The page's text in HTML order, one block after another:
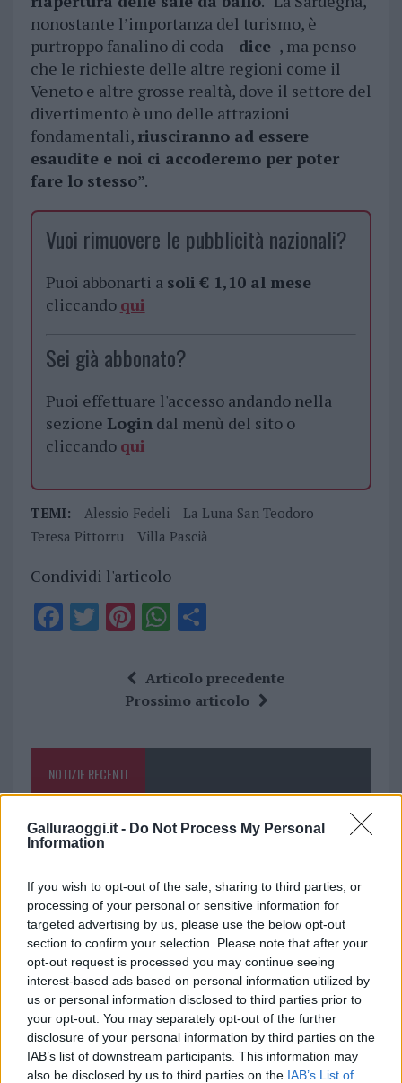
Galluraoggi.it - Do Not Process My Personal
Information
If you wish to opt-out of the sale, sharing to third parties, or
processing of your personal or sensitive information for
targeted advertising by us, please use the below opt-out
section to confirm your selection. Please note that after your
opt-out request is processed you may continue seeing
interest-based ads based on personal information utilized by
us or personal information disclosed to third parties prior to
your opt-out. You may separately opt-out of the further
disclosure of your personal information by third parties on the
IAB’s list of downstream participants. This information may
also be disclosed by us to third parties on the IAB’s List of
nonostante l’importanza del turismo, è
purtroppo fanalino di coda – dice-, ma penso
che le richieste delle altre regioni come il
Veneto e altre grosse realtà, dove il settore del
divertimento è uno delle attrazioni
fondamentali, riusciranno ad essere
esaudite e noi ci accoderemo per poter
fare lo stesso”.
Vuoi rimuovere le pubblicità nazionali?
Puoi abbonarti a soli € 1,10 al mese
cliccando qui
Sei già abbonato?
Puoi effettuare l'accesso andando nella
sezione Logindal menù del sito o
cliccando qui
TEMI: Alessio Fedeli
La Luna San Teodoro
Teresa Pittorru
Villa Pascià
Condividi l'articolo
F
o
k
T Pi
te
re
W
at
s
p
p
S
a
re
Articolo precedente
Prossimo articolo
NOTIZIE RECENTI
Incendi, a San Pasquale arriva il Campo Base:
l’inaugurazione
Andrea Mura conquista Palau: grande
partecipazione per il suo racconto
Calangianus, allarme sul centro accoglienza
minori, Albieri: “Episodi gravissimi”
Gallura, finti clienti svuotano le suite: furto da